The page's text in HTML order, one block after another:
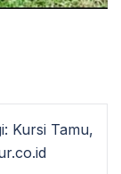
Kursi Tamu,